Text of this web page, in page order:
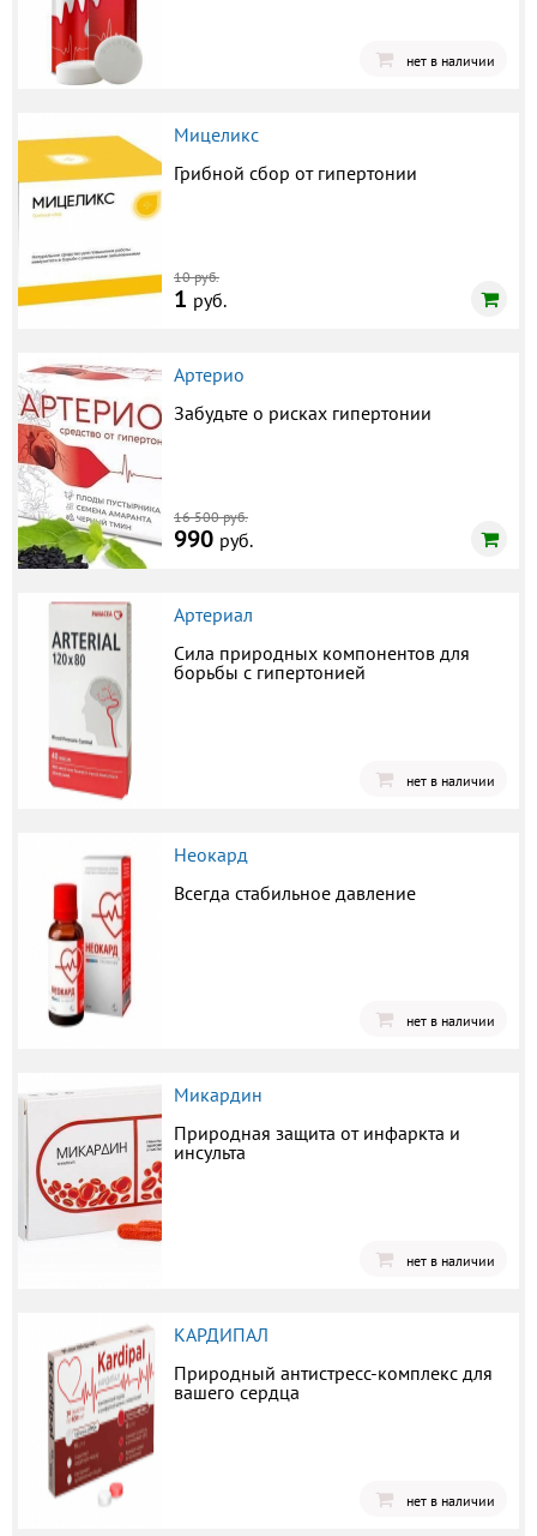
нет в наличии
Мицеликс
Грибной сбор от гипертонии
10 руб.
1 руб.
Артерио
Забудьте о рисках гипертонии
16 500 руб.
990 руб.
Артериал
Сила природных компонентов для
борьбы с гипертонией
нет в наличии
Неокард
Всегда стабильное давление
нет в наличии
Микардин
Природная защита от инфаркта и
инсульта
нет в наличии
КАРДИПАЛ
Природный антистресс-комплекс для
вашего сердца
нет в наличии